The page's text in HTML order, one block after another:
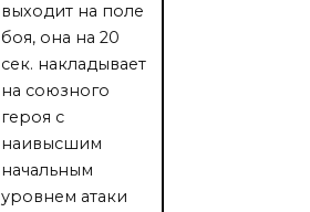
выходит на поле
боя, она на 20
сек. накладывает
на союзного
героя с
наивысшим
начальным
уровнем атаки